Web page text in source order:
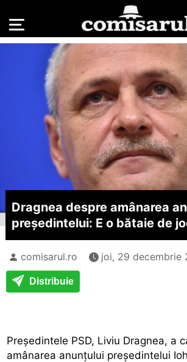
Dragnea despre amânarea
președintelui: E o bătaie de
comisarul.ro joi, 29 decembrie
Distribuie
Președintele PSD, Liviu Dragnea, a
amânarea anunțului președintelui